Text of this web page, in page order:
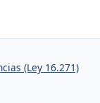
(Ley 16.271)